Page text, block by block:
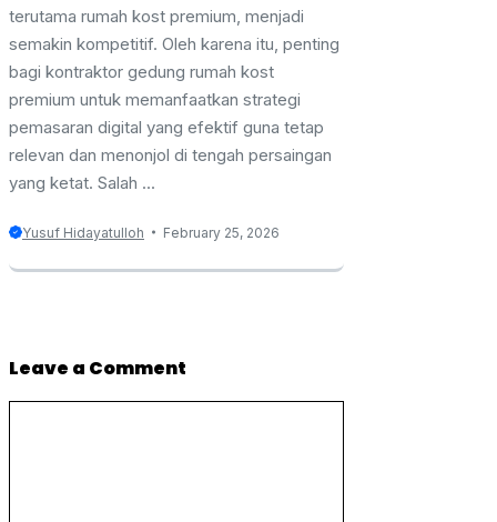
terutama rumah kost premium, menjadi
semakin kompetitif. Oleh karena itu, penting
bagi kontraktor gedung rumah kost
premium untuk memanfaatkan strategi
pemasaran digital yang efektif guna tetap
relevan dan menonjol di tengah persaingan
yang ketat. Salah ...
Yusuf Hidayatulloh February 25, 2026
Leave a Comment